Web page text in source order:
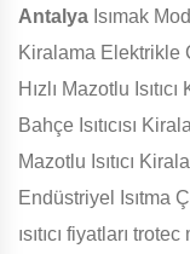
Antalya Isımak
Kiralama Elektrikle
Hızlı Mazotlu
Bahçe Isıtıcısı
Mazotlu Isıtıcı
Endüstriyel Isıtma
ısıtıcı fiyatları